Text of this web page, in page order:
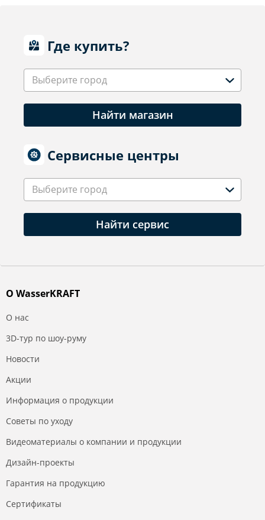
Где купить?
Выберите город
Найти магазин
Сервисные центры
Выберите город
Найти сервис
О WasserKRAFT
О нас
3D-тур по шоу-руму
Новости
Акции
Информация о продукции
Советы по уходу
Видеоматериалы о компании и продукции
Дизайн-проекты
Гарантия на продукцию
Сертификаты